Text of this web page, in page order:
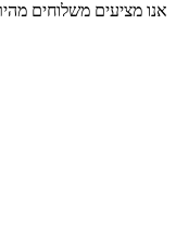
אנו מציעים משלוחים